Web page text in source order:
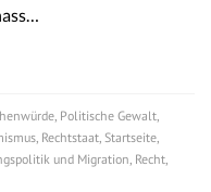
, Politische Gewalt,
, Rechtstaat, Startseite,
und Migration, Recht,